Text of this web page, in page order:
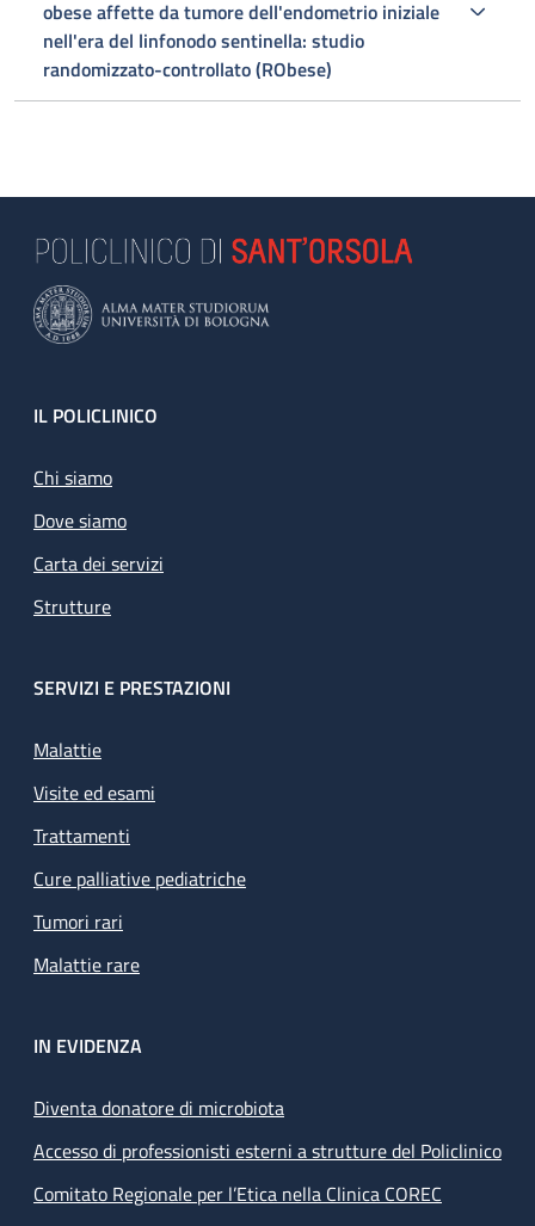
obese affette da tumore dell'endometrio iniziale
nell'era del linfonodo sentinella: studio
randomizzato-controllato (RObese)
Footer
IL POLICLINICO
Chi siamo
Dove siamo
Carta dei servizi
Strutture
SERVIZI E PRESTAZIONI
Malattie
Visite ed esami
Trattamenti
Cure palliative pediatriche
Tumori rari
Malattie rare
IN EVIDENZA
Diventa donatore di microbiota
Accesso di professionisti esterni a strutture del Policlinico
Comitato Regionale per l’Etica nella Clinica COREC